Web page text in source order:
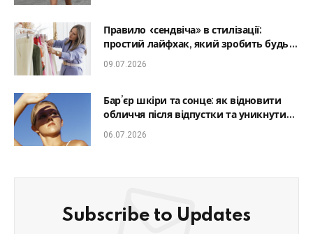
Правило «сендвіча» в стилізації:
простий лайфхак, який зробить будь-
який образ гармонійним
09.07.2026
Бар’єр шкіри та сонце: як відновити
обличчя після відпустки та уникнути
фотостаріння
06.07.2026
Subscribe to Updates